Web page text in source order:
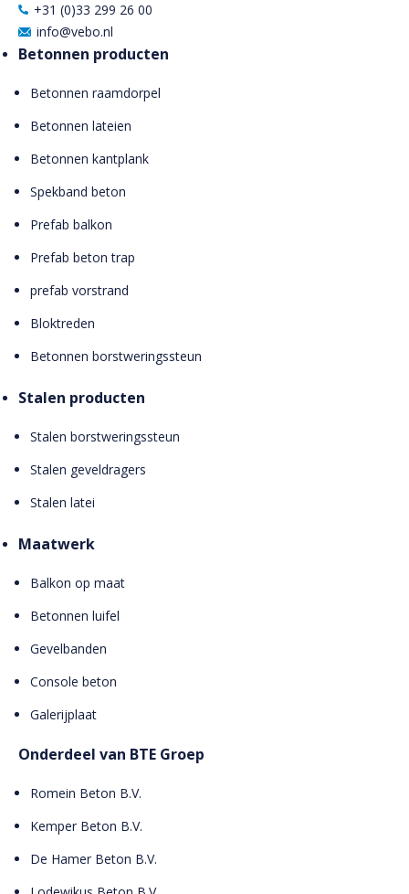
+31 (0)33 299 26 00
info@vebo.nl
Betonnen producten
Betonnen raamdorpel
Betonnen lateien
Betonnen kantplank
Spekband beton
Prefab balkon
Prefab beton trap
prefab vorstrand
Bloktreden
Betonnen borstweringssteun
Stalen producten
Stalen borstweringssteun
Stalen geveldragers
Stalen latei
Maatwerk
Balkon op maat
Betonnen luifel
Gevelbanden
Console beton
Galerijplaat
Onderdeel van BTE Groep
Romein Beton B.V.
Kemper Beton B.V.
De Hamer Beton B.V.